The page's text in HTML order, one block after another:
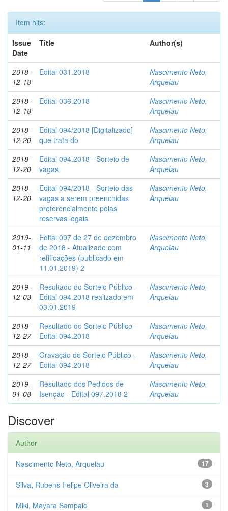
Item hits:
Issue
Date
Title Author(s)
2018-
12-18
Edital 031.2018
Nascimento Neto,
Arquelau
2018-
12-18
Edital 036.2018
Nascimento Neto,
Arquelau
2018-
12-20
Edital 094/2018 [Digitalizado]
que trata do
Nascimento Neto,
Arquelau
2018-
12-20
Edital 094.2018 - Sorteio de
vagas
Nascimento Neto,
Arquelau
2018-
12-20
Edital 094/2018 - Sorteio das
vagas a serem preenchidas
preferencialmente pelas
reservas legais
Nascimento Neto,
Arquelau
2019-
01-11
Edital 097 de 27 de dezembro
de 2018 - Atualizado com
retificações (publicado em
11.01.2019) 2
Nascimento Neto,
Arquelau
2019-
12-03
Resultado do Sorteio Público -
Edital 094.2018 realizado em
03.01.2019
Nascimento Neto,
Arquelau
2018-
12-27
Resultado do Sorteio Público -
Edital 094.2018
Nascimento Neto,
Arquelau
2018-
12-27
Gravação do Sorteio Público -
Edital 094.2018
Nascimento Neto,
Arquelau
2019-
01-08
Resultado dos Pedidos de
Isenção - Edital 097.2018 2
Nascimento Neto,
Arquelau
Discover
Author
17
Nascimento Neto, Arquelau
3
Silva, Rubens Felipe Oliveira da
1
Miki, Mayara Sampaio